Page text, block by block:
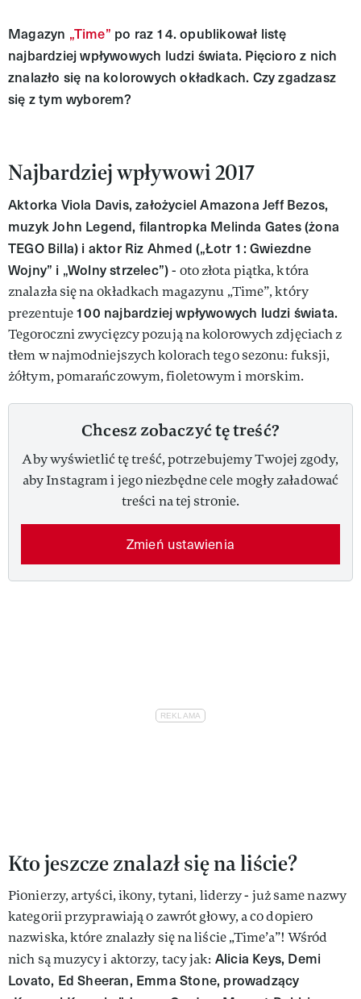
Magazyn „Time” po raz 14. opublikował listę
najbardziej wpływowych ludzi świata. Pięcioro z nich
znalazło się na kolorowych okładkach. Czy zgadzasz
się z tym wyborem?
Najbardziej wpływowi 2017
Aktorka Viola Davis, założyciel Amazona Jeff Bezos,
muzyk John Legend, filantropka Melinda Gates (żona
TEGO Billa) i aktor Riz Ahmed („Łotr 1: Gwiezdne
Wojny” i „Wolny strzelec”)- oto złota piątka, która
znalazła się na okładkach magazynu „Time”, który
prezentuje100 najbardziej wpływowych ludzi świata.
Tegoroczni zwycięzcy pozują na kolorowych zdjęciach z
tłem w najmodniejszych kolorach tego sezonu: fuksji,
żółtym, pomarańczowym, fioletowym i morskim.
Chcesz zobaczyć tę treść?
Aby wyświetlić tę treść, potrzebujemy Twojej zgody,
aby Instagram i jego niezbędne cele mogły załadować
treści na tej stronie.
Zmień ustawienia
Kto jeszcze znalazł się na liście?
Pionierzy, artyści, ikony, tytani, liderzy - już same nazwy
kategorii przyprawiają o zawrót głowy, a co dopiero
nazwiska, które znalazły się na liście „Time’a”! Wśród
nich są muzycy i aktorzy, tacy jak: Alicia Keys, Demi
Lovato, Ed Sheeran, Emma Stone, prowadzący